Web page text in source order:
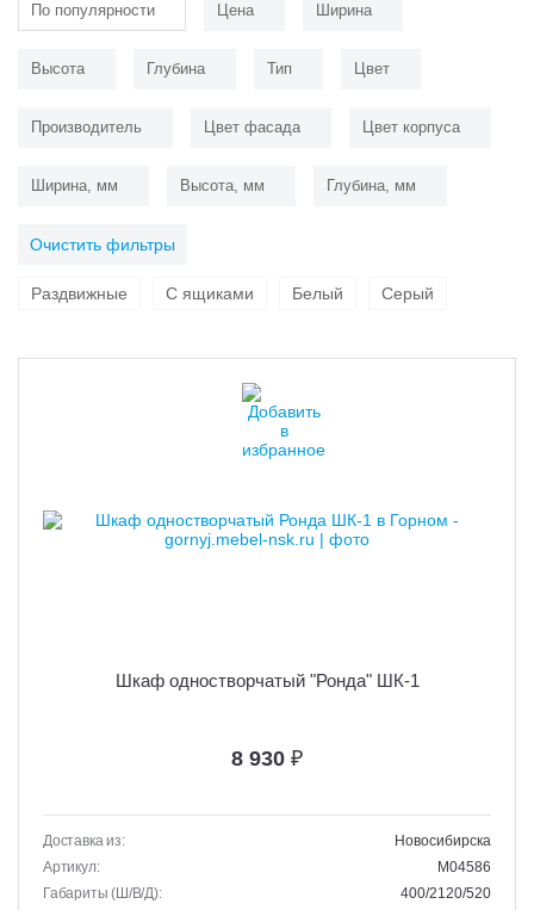
По популярности Цена Ширина
Высота Глубина Тип Цвет
Производитель Цвет фасада Цвет корпуса
Ширина, мм Высота, мм Глубина, мм
Очистить фильтры
Раздвижные С ящиками Белый Серый
Шкаф одностворчатый "Ронда" ШК-1
8 930 ₽
Доставка из:
Новосибирска
Артикул:
M04586
Габариты (Ш/В/Д):
400/2120/520